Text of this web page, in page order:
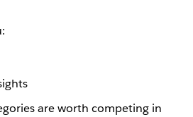
are worth competing in